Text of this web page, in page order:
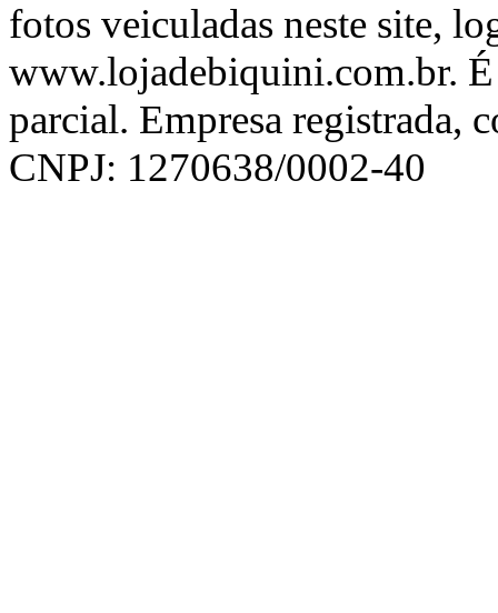
fotos veiculadas neste site,
www.lojadebiquini.com.br. É
parcial. Empresa registrada,
CNPJ: 1270638/0002-40